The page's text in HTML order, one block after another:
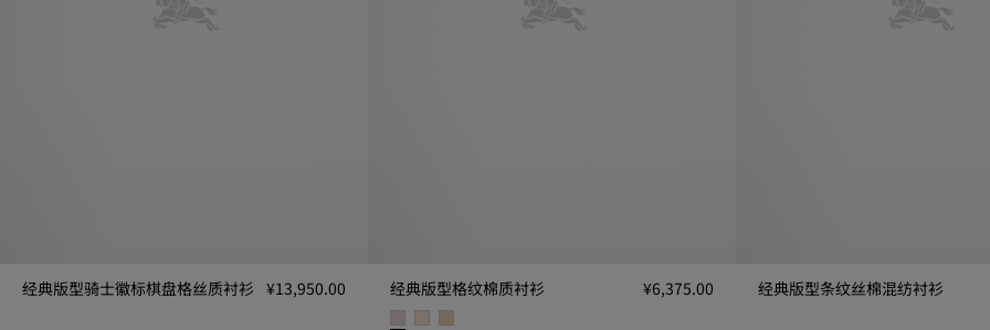
经典版型骑士徽标棋盘格丝质衬衫 ¥13,950.00
经典版型格纹棉质衬衫 ¥6,375.00
经典版型条纹丝棉混纺衬衫